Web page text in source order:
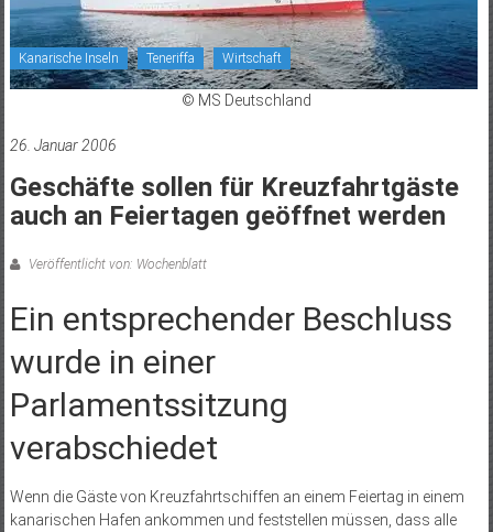
Kanarische Inseln Teneriffa Wirtschaft
© MS Deutschland
26. Januar 2006
Geschäfte sollen für Kreuzfahrtgäste
auch an Feiertagen geöffnet werden
Veröffentlicht von: Wochenblatt
Ein entsprechender Beschluss
wurde in einer
Parlamentssitzung
verabschiedet
Wenn die Gäste von Kreuzfahrtschiffen an einem Feiertag in einem
kanarischen Hafen ankommen und feststellen müssen, dass alle